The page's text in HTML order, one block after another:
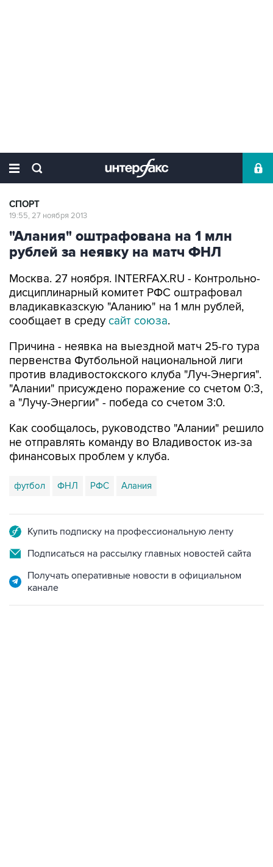
СПОРТ
19:55, 27 ноября 2013
"Алания" оштрафована на 1 млн
рублей за неявку на матч ФНЛ
Москва. 27 ноября. INTERFAX.RU - Контрольно-
дисциплинарный комитет РФС оштрафовал
владикавказскую "Аланию" на 1 млн рублей,
сообщает в среду сайт союза.
Причина - неявка на выездной матч 25-го тура
первенства Футбольной национальной лиги
против владивостокского клуба "Луч-Энергия".
"Алании" присуждено поражение со счетом 0:3,
а "Лучу-Энергии" - победа со счетом 3:0.
Как сообщалось, руководство "Алании" решило
не отправлять команду во Владивосток из-за
финансовых проблем у клуба.
футбол ФНЛ РФС Алания
Купить подписку на профессиональную ленту
Подписаться на рассылку главных новостей сайта
Получать оперативные новости в официальном
канале